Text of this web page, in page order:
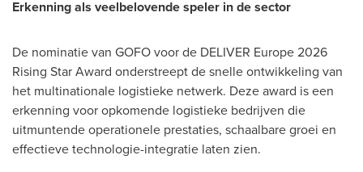
Erkenning als veelbelovende speler in de sector
De nominatie van GOFO voor de DELIVER Europe 2026
Rising Star Award onderstreept de snelle ontwikkeling van
het multinationale logistieke netwerk. Deze award is een
erkenning voor opkomende logistieke bedrijven die
uitmuntende operationele prestaties, schaalbare groei en
effectieve technologie-integratie laten zien.